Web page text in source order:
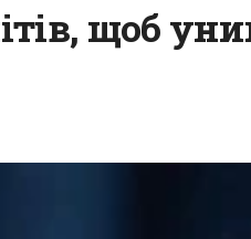
щоб